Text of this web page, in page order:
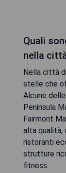
Quali
nella
Nella città
stelle che
Alcune
Peninsula
Fairmont
alta qualità,
ristoranti
strutture
fitness.